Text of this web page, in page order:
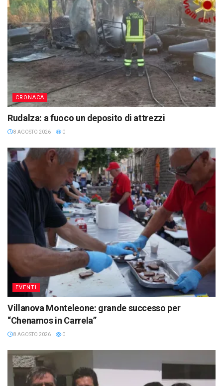
CRONACA
Rudalza: a fuoco un deposito di attrezzi
8 AGOSTO 2026 0
EVENTI
Villanova Monteleone: grande successo per
“Chenamos in Carrela”
8 AGOSTO 2026 0